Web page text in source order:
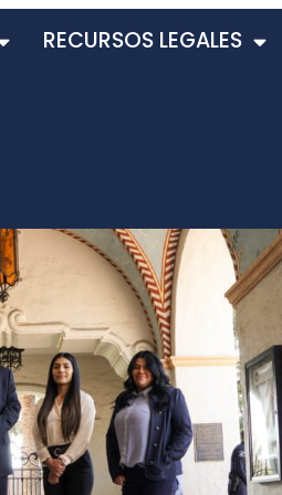
RECURSOS LEGALES